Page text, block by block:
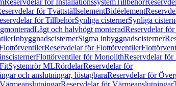
Reservdelar för InstallationssystemTillbehör
för TvättställselementBidéelement
för TillbehörSynliga cisternerSynliga
Lågt och halvhögt monteradReservdelar
InbyggnadscisternerSigma inbyggnadscisterner
Reservdelar för Flottörventiler
Flottörventiler för MonolithReservdelar
Systemrör MLRördelarReservdelar för
och anslutningar, löstagbaraReservdelar för
VärmeanslutningarReservdelar för Värmeanslutningar